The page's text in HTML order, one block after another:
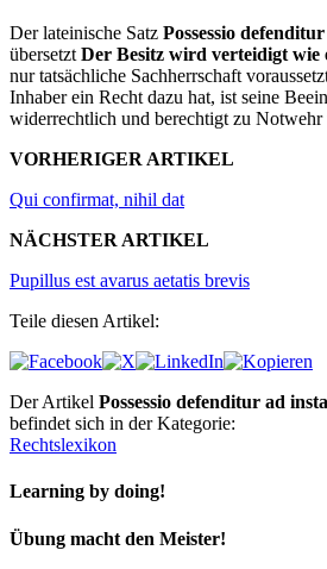
Der lateinische Satz Possessio
übersetzt Der Besitz wird verteidigt wie
nur tatsächliche Sachherrschaft
Inhaber ein Recht dazu hat, ist seine
widerrechtlich und berechtigt zu Notwehr
VORHERIGER ARTIKEL
Qui confirmat, nihil dat
NÄCHSTER ARTIKEL
Pupillus est avarus aetatis brevis
Teile diesen Artikel:
Der Artikel Possessio defenditur ad
befindet sich in der Kategorie:
Rechtslexikon
Learning by doing!
Übung macht den Meister!